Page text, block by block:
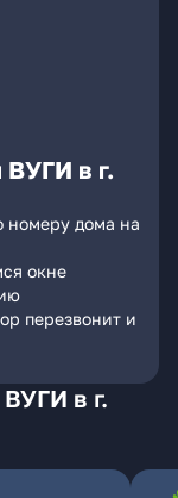
ВУГИ в г.
номеру дома на
окне
перезвонит и
в г.